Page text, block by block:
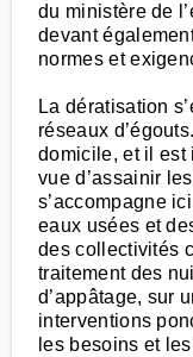
du ministère de
devant
normes et
La dératisation
réseaux
domicile, et il est
vue d’assainir
s’accompagne
eaux usées et
des collectivités
traitement des
d’appâtage, sur
interventions
les besoins et